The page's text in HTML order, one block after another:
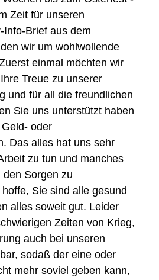
Zeit für unseren
Brief aus dem
wir um wohlwollende
einmal möchten wir
Treue zu unserer
und für all die freundlichen
Sie uns unterstützt haben
oder
Das alles hat uns sehr
zu tun und manches
Sorgen zu
Sie sind alle gesund
alles soweit gut. Leider
Zeiten von Krieg,
auch bei unseren
sodaß der eine oder
mehr soviel geben kann,